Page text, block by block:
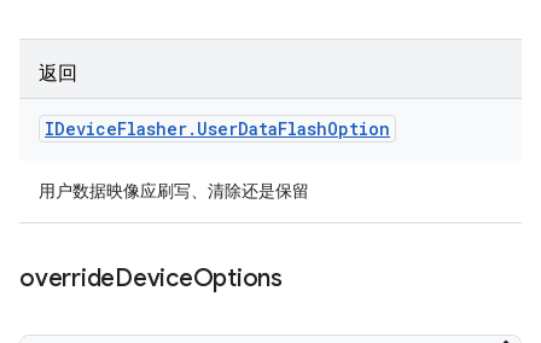
返回
IDeviceFlasher. UserDataFlashOption
用户数据映像应刷写、清除还是保留
overrideDeviceOptions